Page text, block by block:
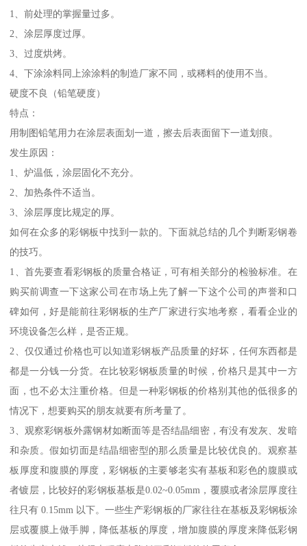
1、前处理的掌握量过多。
2、涂层厚度过厚。
3、过度烘烤。
4、下涂涂料同上涂涂料的制造厂家不同，或稀料的使用不当。
硬度不良（铅笔硬度）
特点：
用制图铅笔用力在涂层表面划一道，擦去后表面留下一道划痕。
发生原因：
1、炉温低，涂层固化不充分。
2、加热条件不适当。
3、涂层厚度比规定的厚。
如何在众多的彩钢板中找到一款的。下面就总结的几个判断彩钢卷
的技巧。
1、首先要查看彩钢板的质量合格证，可有相关部分的检验标准。在
购买前调查一下这家公司在市场上先了解一下这个公司的声誉和口
碑如何，好是能前往彩钢板的生产厂家进行实地考察，看看企业的
环境设备怎么样，是否正规。
2、仅仅通过价格也可以知道彩钢板产品质量的好坏，任何东西都是
都是一分钱一分货。在比较彩钢板质量的时候，价格只是其中一方
面，也不必太注重价格。但是一种彩钢板的价格别其他的低很多的
情况下，想要购买的朋友就要有所考量了。
3、观察彩钢板外露钢材如断面等是否结晶细密，有没有发灰、发暗
和杂质。假如切面是结晶细密型的那么质量是比较优良的。观察基
板厚度和腹膜的厚度，彩钢板的主要够老实有基板和彩色的腹膜或
者镀层，比较好的彩钢板基板是0.02~0.05mm，覆膜或者涂层厚度往
往只有 0.15mm 以下。一些生产彩钢板的厂家往往在基板及彩钢板涂
层或覆膜上做手脚，降低基板的厚度，增加腹膜的厚度来降低彩钢